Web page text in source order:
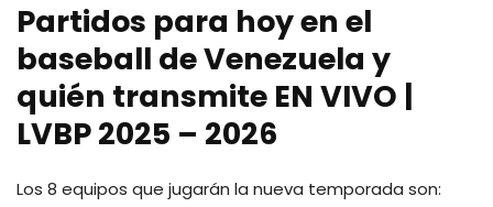
Partidos para hoy en el
baseball de Venezuela y
quién transmite EN VIVO |
LVBP 2025 – 2026
Los 8 equipos que jugarán la nueva temporada son: